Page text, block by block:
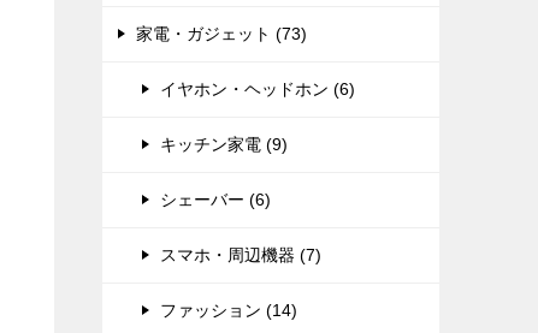
家電・ガジェット (73)
イヤホン・ヘッドホン (6)
キッチン家電 (9)
シェーバー (6)
スマホ・周辺機器 (7)
ファッション (14)